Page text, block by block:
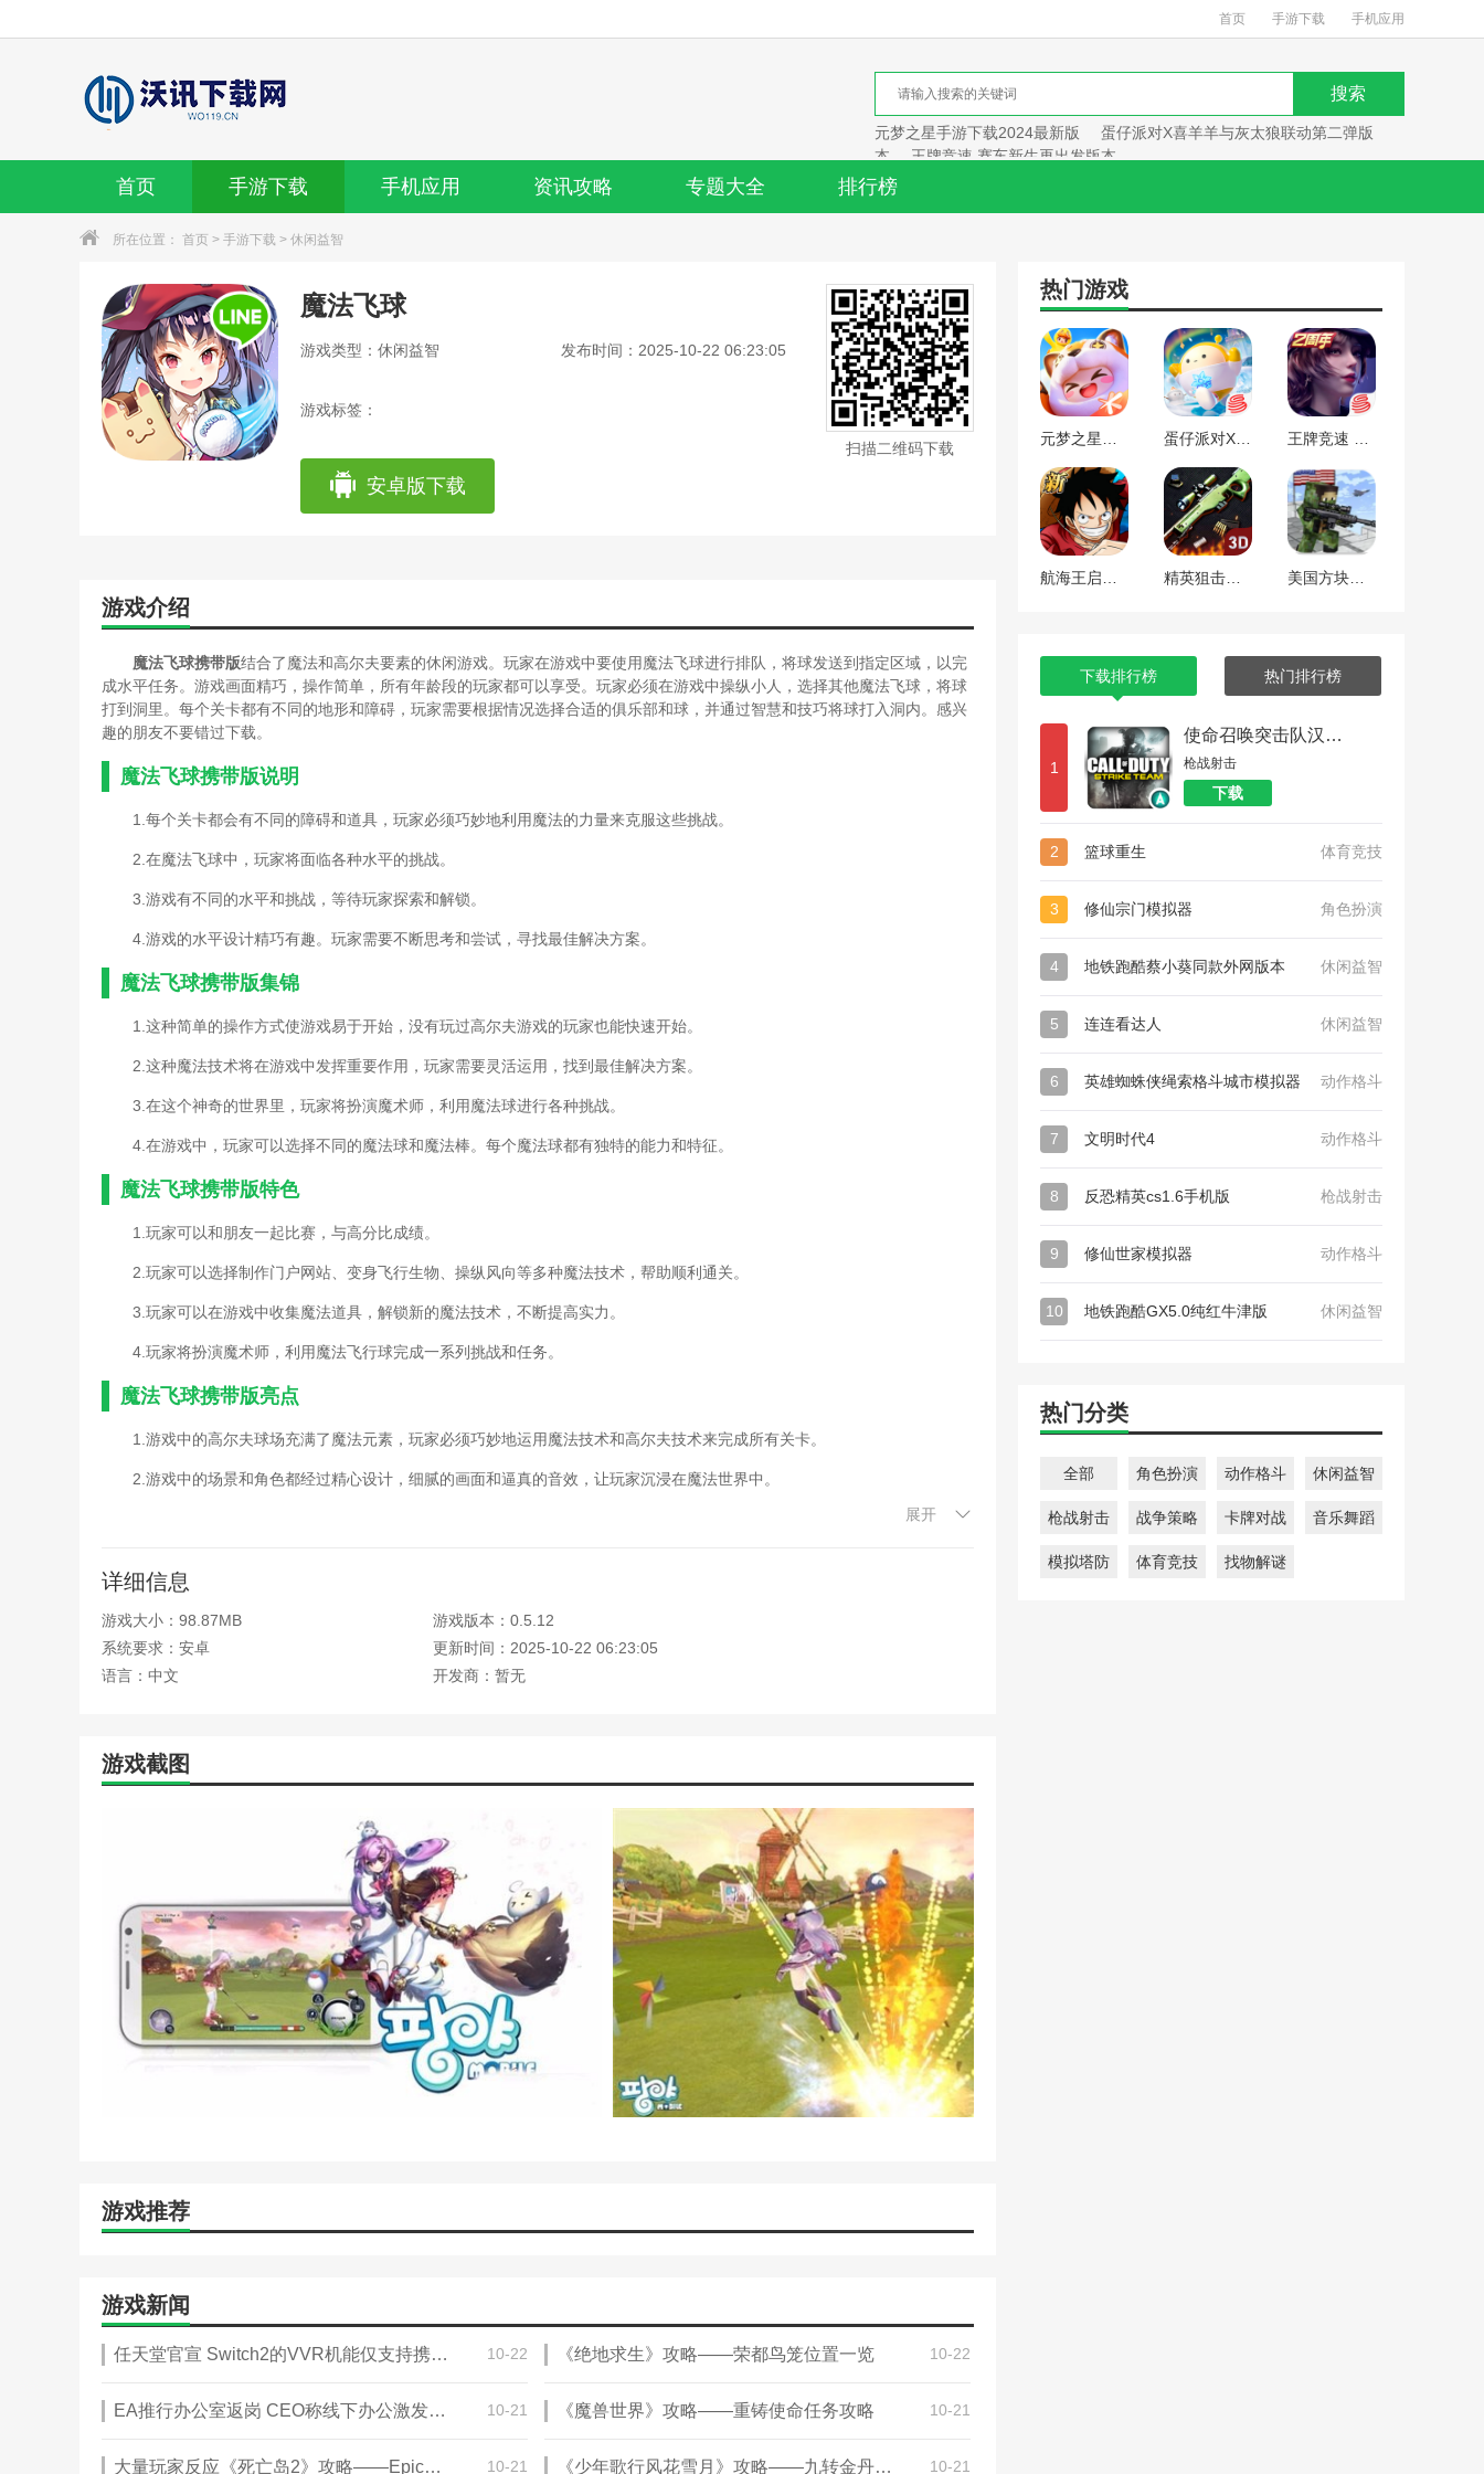
首页 手游下载 手机应用
元梦之星手游下载2024最新版
蛋仔派对X喜羊羊与灰太狼联动第二弹版
本
王牌竞速 赛车新生再出发版本
首页 手游下载 手机应用 资讯攻略 专题大全 排行榜
所在位置： 首页 > 手游下载 > 休闲益智
魔法飞球
游戏类型：休闲益智 发布时间：2025-10-22 06:23:05
游戏标签：
安卓版下载
扫描二维码下载
游戏介绍
魔法飞球携带版结合了魔法和高尔夫要素的休闲游戏。玩家在游戏中要使用魔法飞球进行排队，将球发送到指定区域，以完
成水平任务。游戏画面精巧，操作简单，所有年龄段的玩家都可以享受。玩家必须在游戏中操纵小人，选择其他魔法飞球，将球
打到洞里。每个关卡都有不同的地形和障碍，玩家需要根据情况选择合适的俱乐部和球，并通过智慧和技巧将球打入洞内。感兴
趣的朋友不要错过下载。
魔法飞球携带版说明
1.每个关卡都会有不同的障碍和道具，玩家必须巧妙地利用魔法的力量来克服这些挑战。
2.在魔法飞球中，玩家将面临各种水平的挑战。
3.游戏有不同的水平和挑战，等待玩家探索和解锁。
4.游戏的水平设计精巧有趣。玩家需要不断思考和尝试，寻找最佳解决方案。
魔法飞球携带版集锦
1.这种简单的操作方式使游戏易于开始，没有玩过高尔夫游戏的玩家也能快速开始。
2.这种魔法技术将在游戏中发挥重要作用，玩家需要灵活运用，找到最佳解决方案。
3.在这个神奇的世界里，玩家将扮演魔术师，利用魔法球进行各种挑战。
4.在游戏中，玩家可以选择不同的魔法球和魔法棒。每个魔法球都有独特的能力和特征。
魔法飞球携带版特色
1.玩家可以和朋友一起比赛，与高分比成绩。
2.玩家可以选择制作门户网站、变身飞行生物、操纵风向等多种魔法技术，帮助顺利通关。
3.玩家可以在游戏中收集魔法道具，解锁新的魔法技术，不断提高实力。
4.玩家将扮演魔术师，利用魔法飞行球完成一系列挑战和任务。
魔法飞球携带版亮点
1.游戏中的高尔夫球场充满了魔法元素，玩家必须巧妙地运用魔法技术和高尔夫技术来完成所有关卡。
2.游戏中的场景和角色都经过精心设计，细腻的画面和逼真的音效，让玩家沉浸在魔法世界中。
游戏还增加了风、重力等难度，提高了游戏的挑战性。游戏的特点是将魔法要素和高尔夫球结合在一起，创造出新的游戏体
验。游戏中，玩家可以选择火球、水球、雷球等多种魔法飞球，每个球都可以产生不同的特殊效果。例如，火球可以燃烧障碍
展开
详细信息
游戏大小：98.87MB
游戏版本：0.5.12
系统要求：安卓
更新时间：2025-10-22 06:23:05
语言：中文
开发商：暂无
游戏截图
游戏推荐
游戏新闻
任天堂官宣 Switch2的VVR机能仅支持携带模式 10-22 《绝地求生》攻略——荣都鸟笼位置一览 10-22
EA推行办公室返岗 CEO称线下办公激发创意动能 10-21 《魔兽世界》攻略——重铸使命任务攻略 10-21
大量玩家反应《死亡岛2》攻略——Epic暂时无法领取 10-21 《少年歌行风花雪月》攻略——九转金丹购买方法 10-21
热门游戏
下载排行榜 热门排行榜
1
使命召唤突击队汉化版
枪战射击
下载
2 篮球重生 体育竞技
3 修仙宗门模拟器 角色扮演
4 地铁跑酷蔡小葵同款外网版本 休闲益智
5 连连看达人 休闲益智
6 英雄蜘蛛侠绳索格斗城市模拟器 动作格斗
7 文明时代4 动作格斗
8 反恐精英cs1.6手机版 枪战射击
9 修仙世家模拟器 动作格斗
10 地铁跑酷GX5.0纯红牛津版 休闲益智
热门分类
全部 角色扮演 动作格斗 休闲益智
枪战射击 战争策略 卡牌对战 音乐舞蹈
模拟塔防 体育竞技 找物解谜